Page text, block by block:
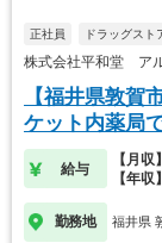
正社員 ドラッグスト
株式会社平和堂 ア
【福井県敦
ケット内薬局
給与
【月
【年
勤務地 福井県